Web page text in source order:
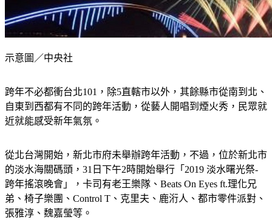
示意圖／中央社
跨年不必都衝台北101，除5直轄市以外，其餘縣市從南到北、
自東到西都有不同的跨年活動，從藝人開唱到煙火秀，民眾就
近就能感受新年氣氛。
從北台灣開始，新北市府未舉辦跨年活動，不過，位於新北市
的淡水海關碼頭 ，31日下午2時開始舉行「2019 淡水曙光祭-
跨年搖滾晚會」，卡司有老王樂隊、Beats On Eyes ft.理化兄
弟、椅子樂團、Control T、克里夫、鹿洐人、都市零件派對、
張雅淳、魏嘉瑩等。